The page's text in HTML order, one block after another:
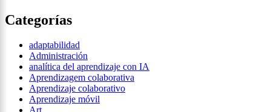
Categorías
adaptabilidad
Administración
analítica del aprendizaje con IA
Aprendizagem colaborativa
Aprendizaje colaborativo
Aprendizaje móvil